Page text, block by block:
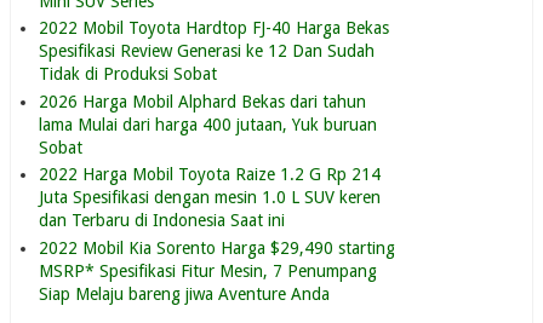
2022 Mobil Toyota Hardtop FJ-40 Harga Bekas
Spesifikasi Review Generasi ke 12 Dan Sudah
Tidak di Produksi Sobat
2026 Harga Mobil Alphard Bekas dari tahun
lama Mulai dari harga 400 jutaan, Yuk buruan
Sobat
2022 Harga Mobil Toyota Raize 1.2 G Rp 214
Juta Spesifikasi dengan mesin 1.0 L SUV keren
dan Terbaru di Indonesia Saat ini
2022 Mobil Kia Sorento Harga $29,490 starting
MSRP* Spesifikasi Fitur Mesin, 7 Penumpang
Siap Melaju bareng jiwa Aventure Anda